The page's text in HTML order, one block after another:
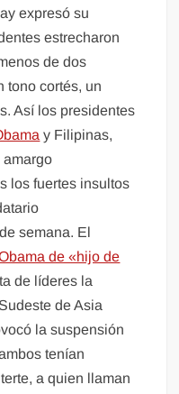
expresó su
estrecharon
de dos
tono cortés, un
Así los presidentes
y Filipinas,
amargo
los fuertes insultos
semana. El
de «hijo de
de líderes la
de Asia
la suspensión
tenían
a quien llaman